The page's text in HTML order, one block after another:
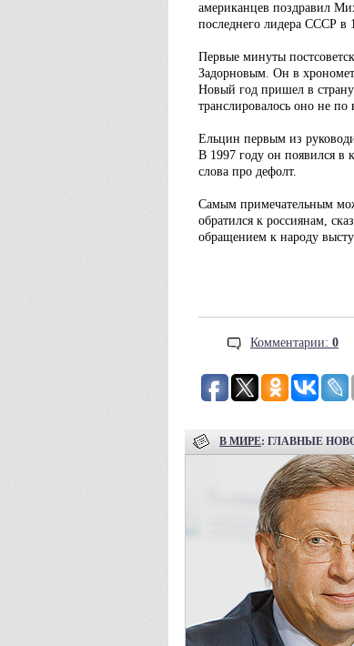
американцев поздравил
последнего лидера СССР в
Первые минуты
Задорновым. Он в
Новый год пришел в
транслировалось оно не
Ельцин первым из
В 1997 году он появился в
слова про дефолт.
Самым примечательным
обратился к россиянам,
обращением к народу
Комментарии: 0
В МИРЕ: ГЛАВНЫЕ